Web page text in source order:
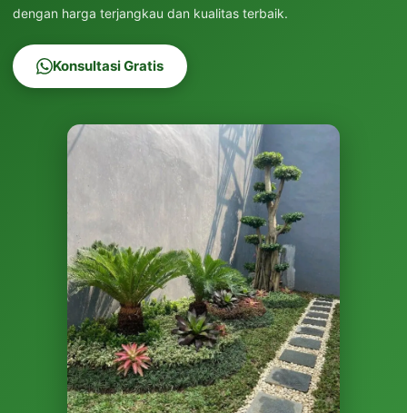
dengan harga terjangkau dan kualitas terbaik.
Konsultasi Gratis